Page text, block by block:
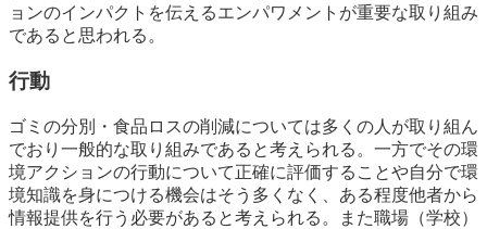
ョンのインパクトを伝えるエンパワメントが重要な取り組み
であると思われる。
行動
ゴミの分別・食品ロスの削減については多くの人が取り組ん
でおり一般的な取り組みであると考えられる。一方でその環
境アクションの行動について正確に評価することや自分で環
境知識を身につける機会はそう多くなく、ある程度他者から
情報提供を行う必要があると考えられる。また職場（学校）